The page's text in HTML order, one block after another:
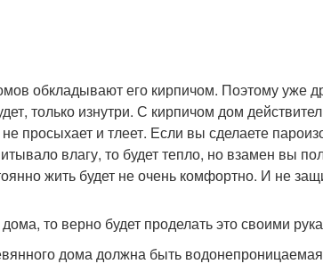
обкладывают его кирпичом. Поэтому уже
только изнутри. С кирпичом дом
просыхает и тлеет. Если вы сделаете
влагу, то будет тепло, но взамен вы
жить будет не очень комфортно. И не
то верно будет проделать это своими
дома должна быть